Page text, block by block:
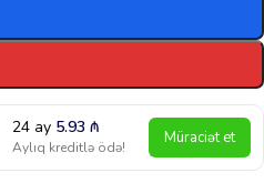
24 ay 5.93₼
Aylıq kreditlə ödə! Müraciət et